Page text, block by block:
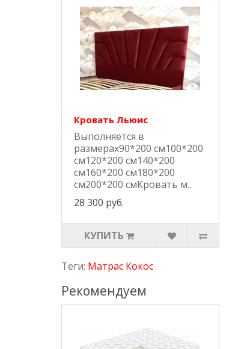
Кровать Льюис
Выполняется в
размерах90*200 см100*200
см120*200 см140*200
см160*200 см180*200
см200*200 смКровать м..
28 300 руб.
КУПИТЬ
Теги: Матрас Кокос
Рекомендуем